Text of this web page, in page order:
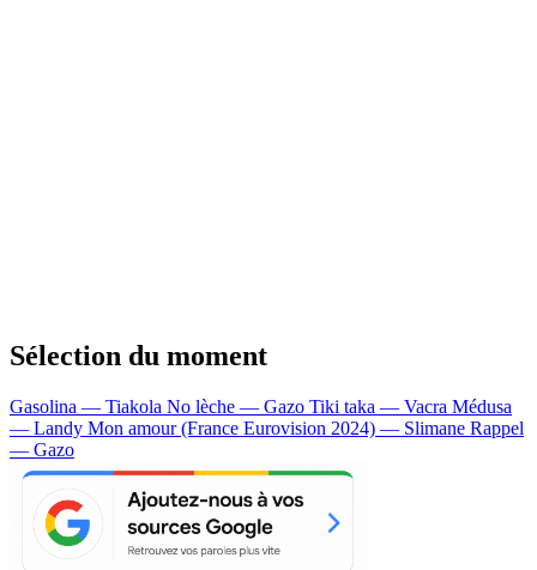
Sélection du moment
Gasolina — Tiakola No lèche — Gazo Tiki taka — Vacra Médusa
— Landy Mon amour (France Eurovision 2024) — Slimane Rappel
— Gazo